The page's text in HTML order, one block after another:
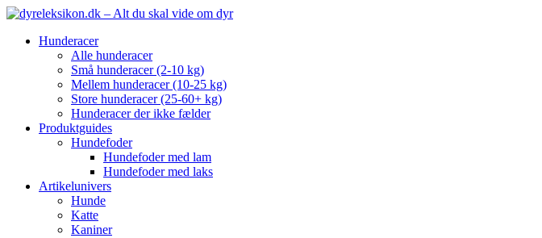
Hunderacer
Alle hunderacer
Små hunderacer (2-10 kg)
Mellem hunderacer (10-25 kg)
Store hunderacer (25-60+ kg)
Hunderacer der ikke fælder
Produktguides
Hundefoder
Hundefoder med lam
Hundefoder med laks
Artikelunivers
Hunde
Katte
Kaniner